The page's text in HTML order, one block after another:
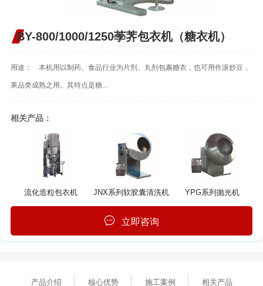
BY-800/1000/1250荸荠包衣机（糖衣机）
用途： 本机用以制药、食品行业为片剂、丸剂包裹糖衣，也可用作滚炒豆，
果品类成熟之用。其特点是糖...
相关产品：
流化造粒包衣机 JNX系列软胶囊清洗机 YPG系列抛光机
立即咨询
产品介绍 核心优势 施工案例 相关产品